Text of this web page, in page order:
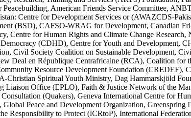
American Friends Service Committee,
Centre for Development Services or (AWAZCDS-
(BSD), CAFSO-WRAG for Development, Canadian
for Human Rights and Climate Change
(CDHD), Centre for Youth and Development,
Civil Society Coalition on Sustainable Development,
Deal en République Centrafricaine (RCA), Coalition
Resource Development Foundation (CREDEF),
Spiritual Youth Ministry, Dag Hammarskjöld
Office (EPLO), Faith & Justice Network of the
(Quakers), Geneva International Centre for
Peace and Development Organization,
Responsibility to Protect (ICRtoP), International